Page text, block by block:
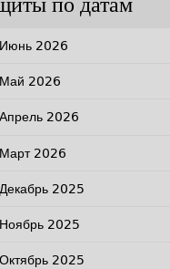
по датам
Июнь 2026
Май 2026
Апрель 2026
Март 2026
Декабрь 2025
Ноябрь 2025
Октябрь 2025